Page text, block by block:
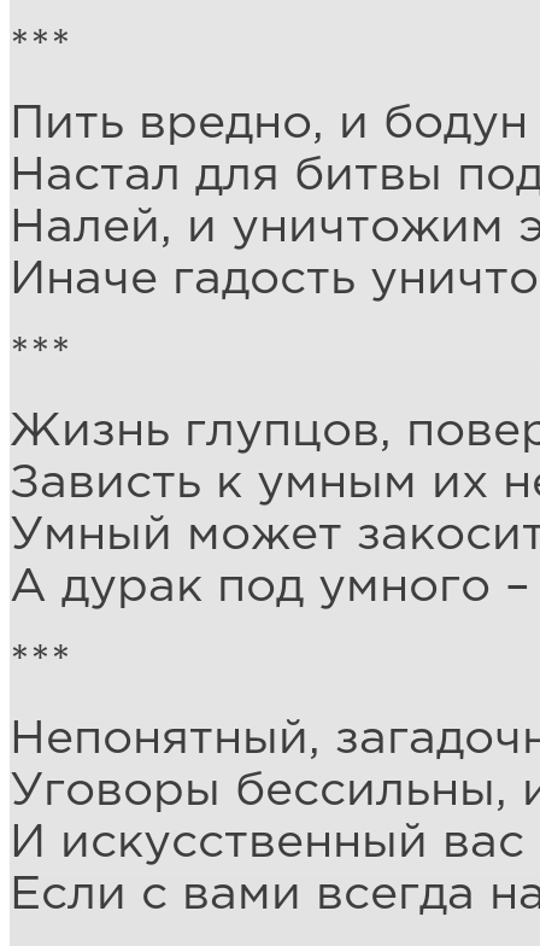
***
Пить вредно, и
Настал для битвы
Налей, и уничтожим
Иначе гадость
***
Жизнь глупцов,
Зависть к умным их
Умный может
А дурак под умного
***
Непонятный,
Уговоры бессильны,
И искусственный вас
Если с вами всегда